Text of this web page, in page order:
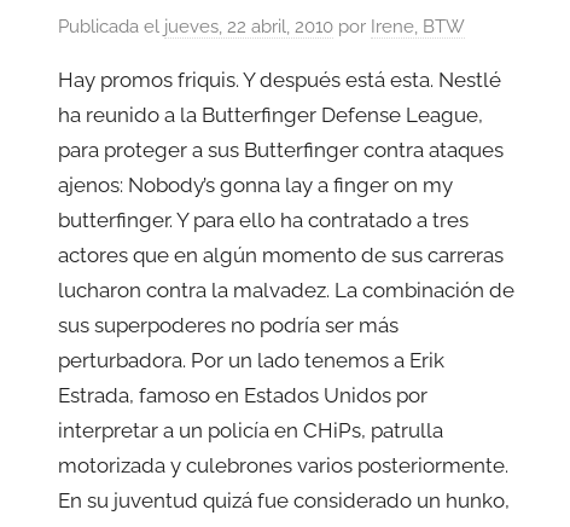
Publicada el jueves, 22 abril, 2010 por Irene, BTW
Hay promos friquis. Y después está esta. Nestlé
ha reunido a la Butterfinger Defense League,
para proteger a sus Butterfinger contra ataques
ajenos: Nobody’s gonna lay a finger on my
butterfinger. Y para ello ha contratado a tres
actores que en algún momento de sus carreras
lucharon contra la malvadez. La combinación de
sus superpoderes no podría ser más
perturbadora. Por un lado tenemos a Erik
Estrada, famoso en Estados Unidos por
interpretar a un policía en CHiPs, patrulla
motorizada y culebrones varios posteriormente.
En su juventud quizá fue considerado un hunko,